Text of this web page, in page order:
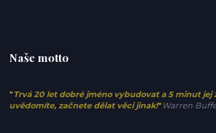
Naše motto
" Trvá 20 let dobré jméno vybudovat a 5 minut jej
uvědomíte, začnete dělat věci jinak!" Warren